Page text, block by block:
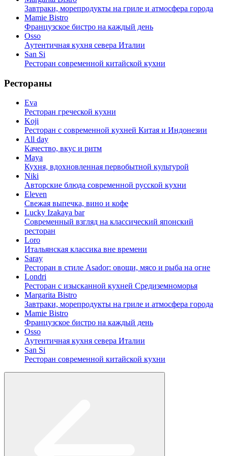
Завтраки, морепродукты на гриле и атмосфера города
Mamie Bistro
Французское бистро на каждый день
Osso
Аутентичная кухня севера Италии
San Si
Ресторан современной китайской кухни
Рестораны
Eva
Ресторан греческой кухни
Koji
Ресторан с cовременной кухней Китая и Индонезии
All day
Качество, вкус и ритм
Maya
Кухня, вдохновленная первобытной культурой
Niki
Авторские блюда современной русской кухни
Eleven
Свежая выпечка, вино и кофе
Lucky Izakaya bar
Современный взгляд на классический японский
ресторан
Loro
Итальянская классика вне времени
Saray
Ресторан в стиле Asador: овощи, мясо и рыба на огне
Londri
Ресторан с изысканной кухней Средиземноморья
Margarita Bistro
Завтраки, морепродукты на гриле и атмосфера города
Mamie Bistro
Французское бистро на каждый день
Osso
Аутентичная кухня севера Италии
San Si
Ресторан современной китайской кухни